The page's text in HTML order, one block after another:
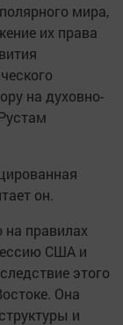
мира,
их права
на духовно-
он.
на правилах
США и
этого
Она
и